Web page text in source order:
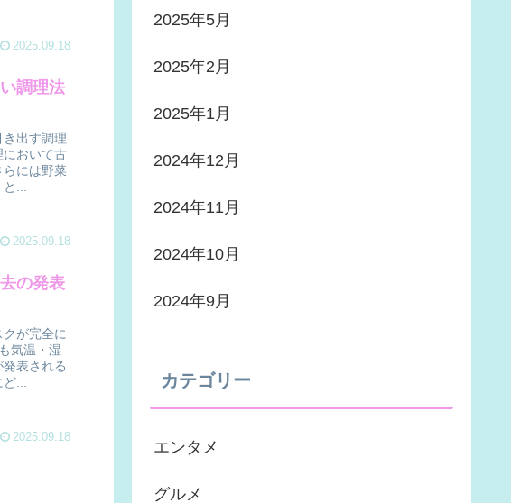
2025.09.18
調理法
出す調理
において古
には野菜
と...
2025.09.18
の発表
が完全に
気温・湿
表される
ど...
2025.09.18
2025年5月
2025年2月
2025年1月
2024年12月
2024年11月
2024年10月
2024年9月
カテゴリー
エンタメ
グルメ